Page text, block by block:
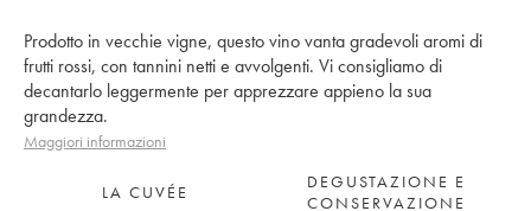
Prodotto in vecchie vigne, questo vino vanta gradevoli aromi di
frutti rossi, con tannini netti e avvolgenti. Vi consigliamo di
decantarlo leggermente per apprezzare appieno la sua
grandezza.
Maggiori informazioni
LA CUVÉE
DEGUSTAZIONE E
CONSERVAZIONE